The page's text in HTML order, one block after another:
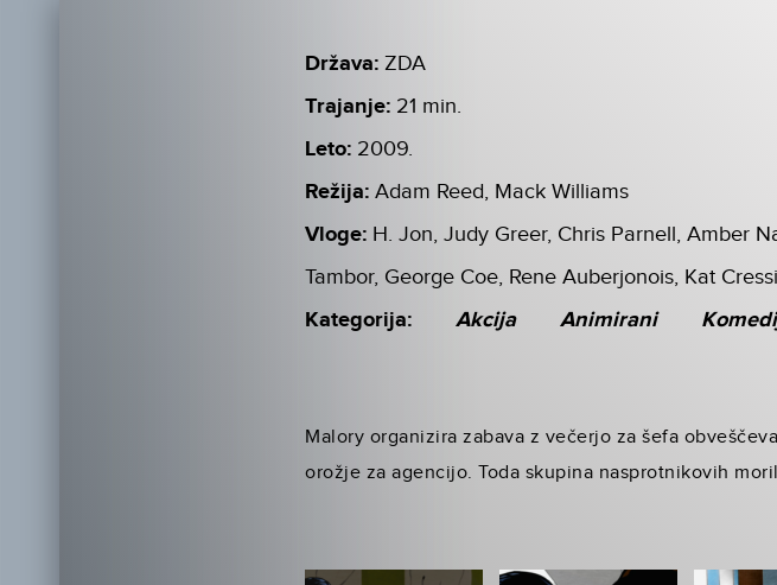
Država: ZDA
Trajanje: 21 min.
Leto: 2009.
Režija: Adam Reed, Mack Williams
Vloge: H. Jon, Judy Greer, Chris Parnell, Amber
Tambor, George Coe, Rene Auberjonois, Kat
Kategorija: Akcija Animirani
Malory organizira zabava z večerjo za šefa
orožje za agencijo. Toda skupina nasprotnikovih